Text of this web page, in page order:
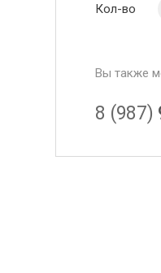
Кол-во
Вы также
8 (987)